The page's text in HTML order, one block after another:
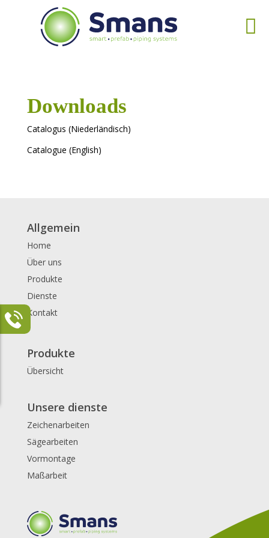
Downloads
Catalogus (Niederländisch)
Catalogue (English)
Allgemein
Home
Über uns
Produkte
Dienste
Kontakt
Produkte
Übersicht
Unsere dienste
Zeichenarbeiten
Sägearbeiten
Vormontage
Maßarbeit